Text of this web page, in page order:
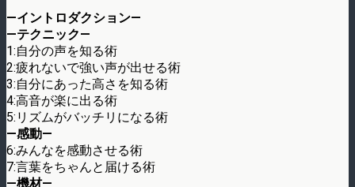
—イントロダクション—
—テクニック—
1:自分の声を知る術
2:疲れないで強い声が出せる術
3:自分にあった高さを知る術
4:高音が楽に出る術
5:リズムがバッチリになる術
—感動—
6:みんなを感動させる術
7:言葉をちゃんと届ける術
—機材—